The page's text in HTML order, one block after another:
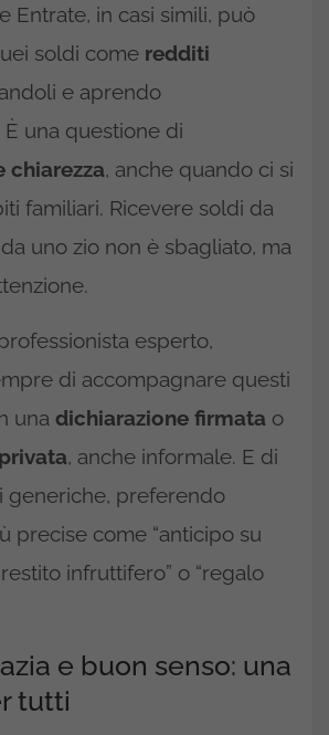
Entrate, in casi simili, può
soldi come redditi
e aprendo
una questione di
chiarezza, anche quando ci si
familiari. Ricevere soldi da
uno zio non è sbagliato, ma
esperto,
di accompagnare questi
una dichiarazione firmata o
, anche informale. E di
generiche, preferendo
precise come “anticipo su
infruttifero” o “regalo
e buon senso: una
tutti